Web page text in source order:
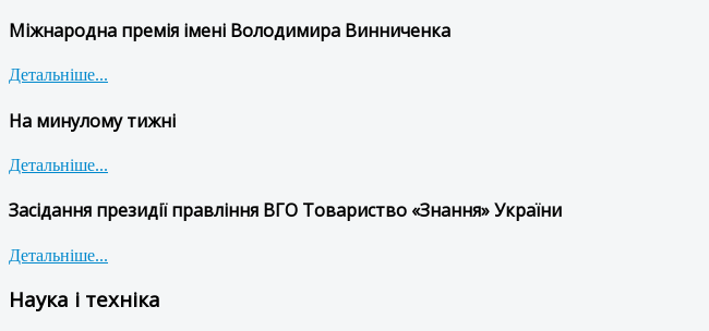
Міжнародна премія імені Володимира Винниченка
Детальніше...
На минулому тижні
Детальніше...
Засідання президії правління ВГО Товариство «Знання» України
Детальніше...
Наука і техніка